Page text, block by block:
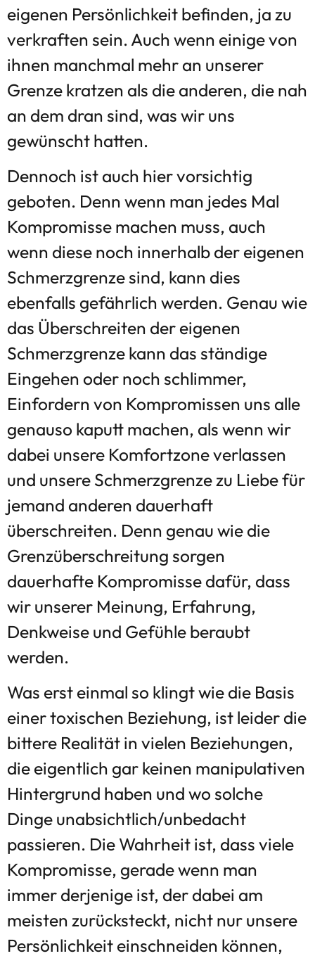
eigenen Persönlichkeit befinden, ja zu
verkraften sein. Auch wenn einige von
ihnen manchmal mehr an unserer
Grenze kratzen als die anderen, die nah
an dem dran sind, was wir uns
gewünscht hatten.
Dennoch ist auch hier vorsichtig
geboten. Denn wenn man jedes Mal
Kompromisse machen muss, auch
wenn diese noch innerhalb der eigenen
Schmerzgrenze sind, kann dies
ebenfalls gefährlich werden. Genau wie
das Überschreiten der eigenen
Schmerzgrenze kann das ständige
Eingehen oder noch schlimmer,
Einfordern von Kompromissen uns alle
genauso kaputt machen, als wenn wir
dabei unsere Komfortzone verlassen
und unsere Schmerzgrenze zu Liebe für
jemand anderen dauerhaft
überschreiten. Denn genau wie die
Grenzüberschreitung sorgen
dauerhafte Kompromisse dafür, dass
wir unserer Meinung, Erfahrung,
Denkweise und Gefühle beraubt
werden.
Was erst einmal so klingt wie die Basis
einer toxischen Beziehung, ist leider die
bittere Realität in vielen Beziehungen,
die eigentlich gar keinen manipulativen
Hintergrund haben und wo solche
Dinge unabsichtlich/unbedacht
passieren. Die Wahrheit ist, dass viele
Kompromisse, gerade wenn man
immer derjenige ist, der dabei am
meisten zurücksteckt, nicht nur unsere
Persönlichkeit einschneiden können,